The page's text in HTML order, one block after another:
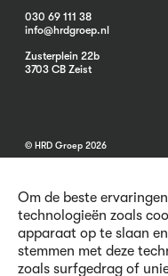
Om de beste
technologieën zoals
apparaat op te slaan
stemmen met deze
zoals surfgedrag of
030 69 111 38
info@hrdgroep.nl
Zusterplein 22b
3703 CB Zeist
© HRD Groep 2026
Algemene informatie